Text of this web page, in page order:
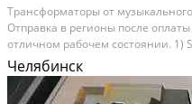
Трансформаторы от
Отправка в регионы после
отличном рабочем состоянии. 1)
музыкального центра Император
с рабочего блока Номер транса :
Челябинск